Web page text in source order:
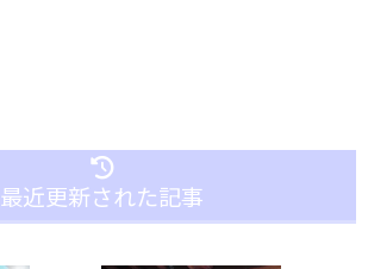
最近更新された記事